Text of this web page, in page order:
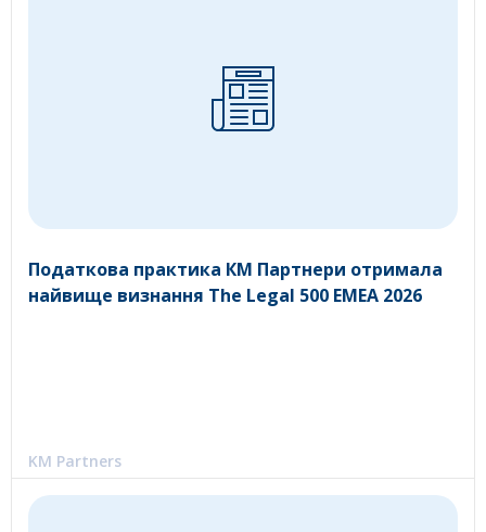
Податкова практика КМ Партнери отримала
найвище визнання The Legal 500 EMEA 2026
KM Partners